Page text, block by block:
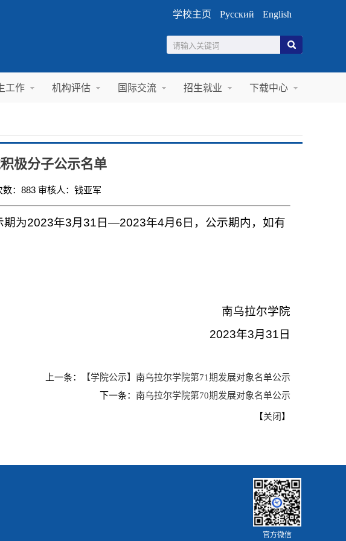
学校主页 Русский English
工作 机构评估 国际交流 招生就业 下载中心
极分子公示名单
： 883 审核人：钱亚军
期为2023年3月31日—2023年4月6日，公示期内，如有
南乌拉尔学院
2023年3月31日
上一条： 【学院公示】南乌拉尔学院第71期发展对象名单公示
下一条： 南乌拉尔学院第70期发展对象名单公示
【关闭 】
官方微信